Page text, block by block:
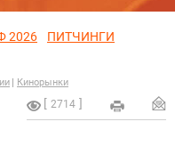
2026
ПИТЧИНГИ
Кинорынки
2714